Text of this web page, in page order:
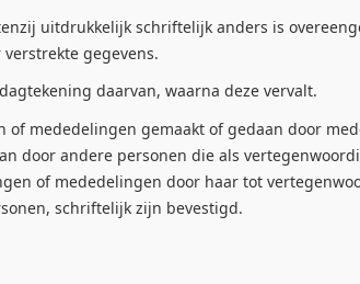
uitdrukkelijk schriftelijk anders is
gegevens.
daarvan, waarna deze vervalt.
mededelingen gemaakt of gedaan door
door andere personen die als
of mededelingen door haar tot
schriftelijk zijn bevestigd.